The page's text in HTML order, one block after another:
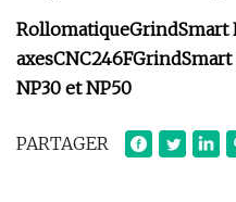
RollomatiqueGrindSmart
axesCNC246FGrindSmart
NP30 et NP50
PARTAGER